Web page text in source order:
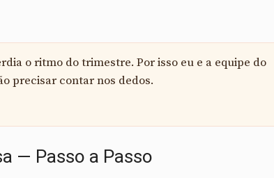
o ritmo do trimestre. Por isso eu e a equipe do
precisar contar nos dedos.
— Passo a Passo